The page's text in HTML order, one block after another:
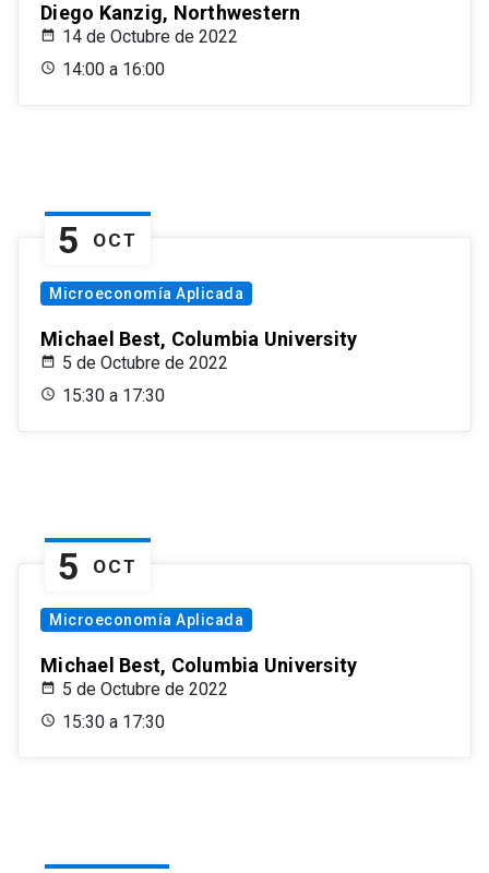
Diego Kanzig, Northwestern
14 de Octubre de 2022
14:00 a 16:00
5 OCT
Microeconomía Aplicada
Michael Best, Columbia University
5 de Octubre de 2022
15:30 a 17:30
5 OCT
Microeconomía Aplicada
Michael Best, Columbia University
5 de Octubre de 2022
15:30 a 17:30